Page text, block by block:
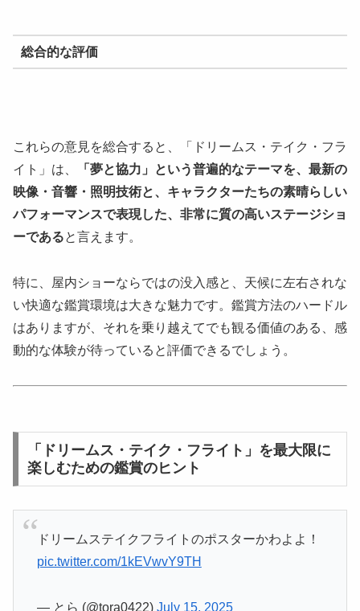
総合的な評価
これらの意見を総合すると、「ドリームス・テイク・フラ
イト」は、
「夢と協力」という普遍的なテーマを、最新の
映像・音響・照明技術と、キャラクターたちの素晴らしい
パフォーマンスで表現した、非常に質の高いステージショ
ーであると言えます。
特に、屋内ショーならではの没入感と、天候に左右されな
い快適な鑑賞環境は大きな魅力です。鑑賞方法のハードル
はありますが、それを乗り越えてでも観る価値のある、感
動的な体験が待っていると評価できるでしょう。
「ドリームス・テイク・フライト」を最大限に
楽しむための鑑賞のヒント
ドリームステイクフライトのポスターかわよよ！
pic.twitter.com/1kEVwvY9TH
— とら (@tora0422) July 15, 2025